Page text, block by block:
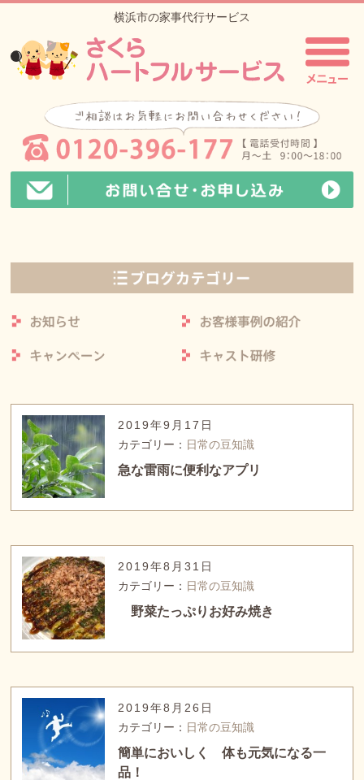
横浜市の家事代行サービス
2019年9月17日
カテゴリー： 日常の豆知識
急な雷雨に便利なアプリ
2019年8月31日
カテゴリー： 日常の豆知識
野菜たっぷりお好み焼き
2019年8月26日
カテゴリー： 日常の豆知識
簡単においしく 体も元気になる一
品！